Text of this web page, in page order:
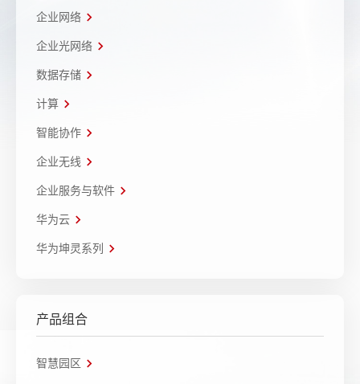
企业网络
企业光网络
数据存储
计算
智能协作
企业无线
企业服务与软件
华为云
华为坤灵系列
产品组合
智慧园区